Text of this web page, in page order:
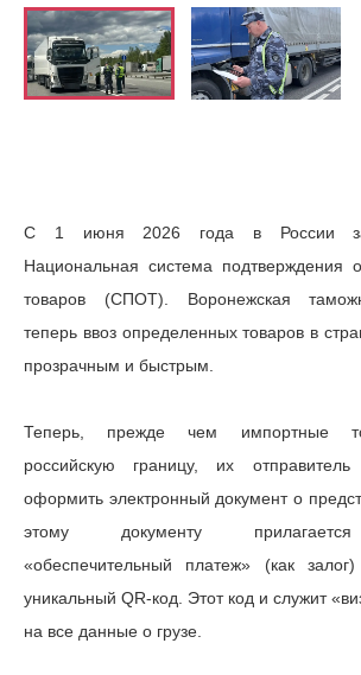
С 1 июня 2026 года в России
Национальная система подтверждения
товаров (СПОТ). Воронежская
теперь ввоз определенных товаров в
прозрачным и быстрым.
Теперь, прежде чем импортные
российскую границу, их
оформить электронный документ о
этому документу
«обеспечительный платеж» (как
уникальный QR-код. Этот код и служит
на все данные о грузе.